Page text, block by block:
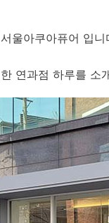
울아쿠아퓨어 입니
연과점 하루를 소